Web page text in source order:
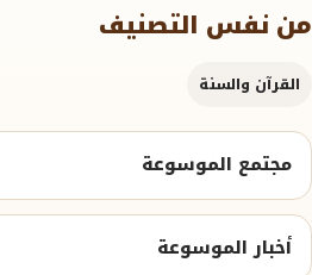
من نفس التصنيف
القرآن والسنة
مجتمع الموسوعة
أخبار الموسوعة